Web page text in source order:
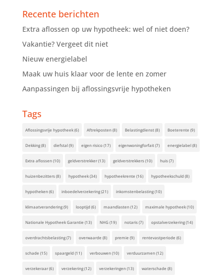
Recente berichten
Extra aflossen op uw hypotheek: wel of niet doen?
Vakantie? Vergeet dit niet
Nieuw energielabel
Maak uw huis klaar voor de lente en zomer
Aanpassingen bij aflossingsvrije hypotheken
Tags
Aflossingsvrije hypotheek(6) Aftrekposten(8) Belastingdienst(8) Boeterente (9)
Dekking(8) diefstal(9) eigen risico(17) eigenwoningforfait(7) energielabel(8)
Extra aflossen(10) geldverstrekker(13) geldverstrekkers(10) huis(7)
huizenbezitters(8) hypotheek(34) hypotheekrente (16) hypotheekschuld(8)
hypotheken(6) inboedelverzekering(21) inkomstenbelasting(10)
klimaatverandering(9) looptijd(6) maandlasten(12) maximale hypotheek(10)
Nationale Hypotheek Garantie (13) NHG(19) notaris(7) opstalverzekering(14)
overdrachtsbelasting(7) overwaarde (8) premie (9) rentevastperiode (6)
schade (15) spaargeld(11) verbouwen(10) verduurzamen(12)
verzekeraar(6) verzekering(12) verzekeringen(13) waterschade (8)